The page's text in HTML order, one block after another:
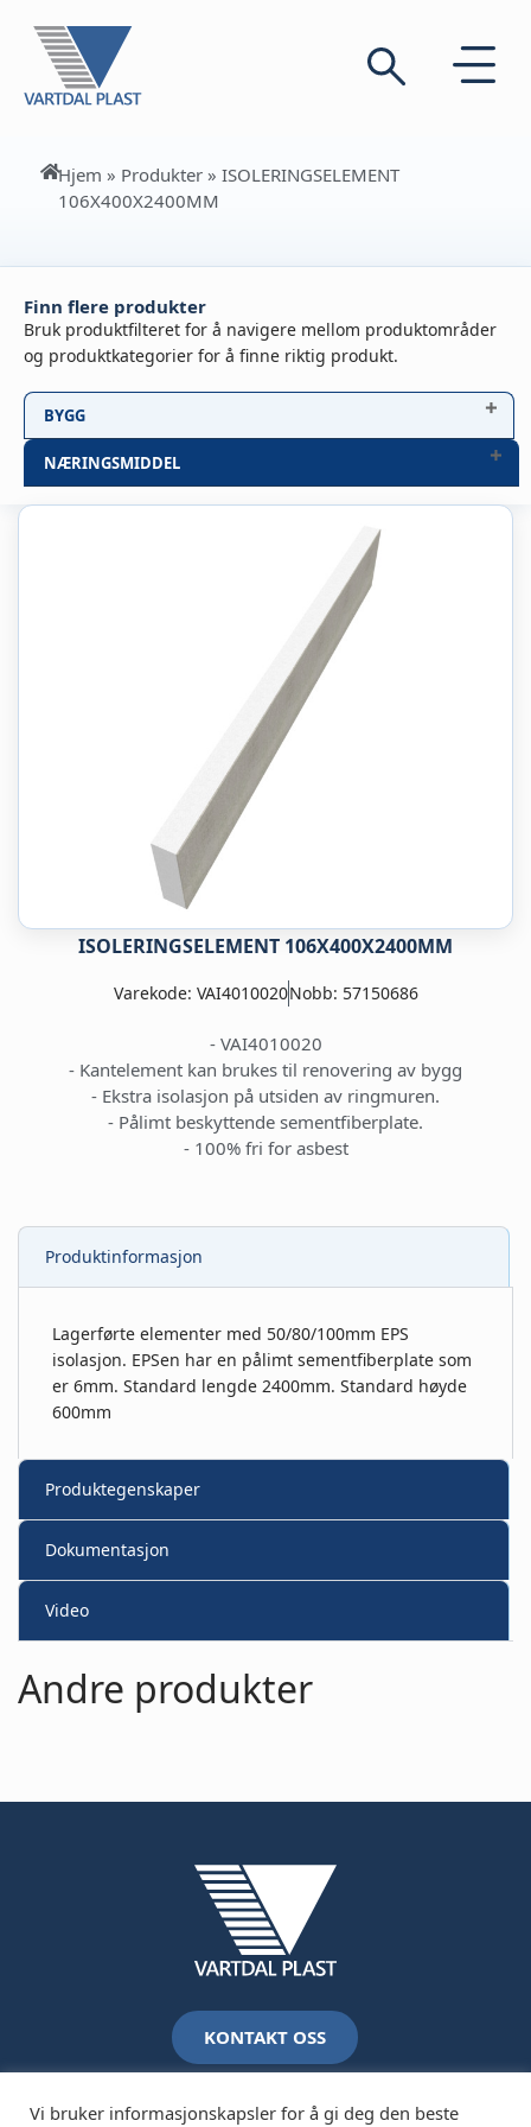
Hjem » Produkter» ISOLERINGSELEMENT
106X400X2400MM
Finn flere produkter
Bruk produktfilteret for å navigere mellom produktområder
og produktkategorier for å finne riktig produkt.
BYGG
NÆRINGSMIDDEL
ISOLERINGSELEMENT 106X400X2400MM
Varekode: VAI4010020Nobb: 57150686
- VAI4010020
- Kantelement kan brukes til renovering av bygg
- Ekstra isolasjon på utsiden av ringmuren.
- Pålimt beskyttende sementfiberplate.
- 100% fri for asbest
Produktinformasjon
Lagerførte elementer med 50/80/100mm EPS
isolasjon. EPSen har en pålimt sementfiberplate som
er 6mm. Standard lengde 2400mm. Standard høyde
600mm
Produktegenskaper
Dokumentasjon
Video
Andre produkter
KONTAKT OSS
Vi bruker informasjonskapsler for å gi deg den beste